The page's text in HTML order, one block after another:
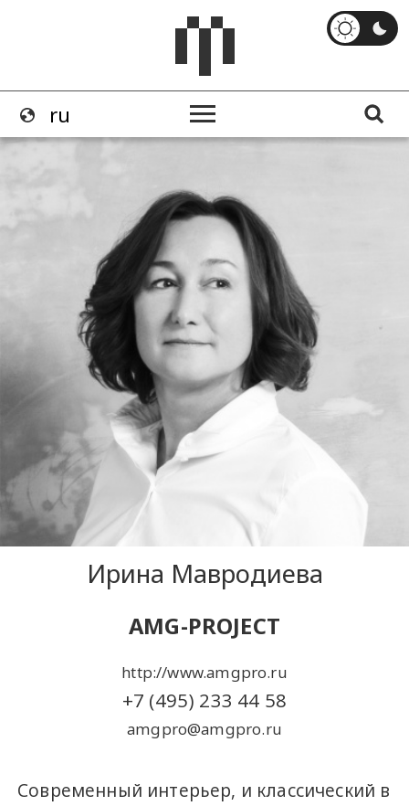
Ирина Мавродиева
AMG-PROJECT
http://www.amgpro.ru
+7 (495) 233 44 58
amgpro@amgpro.ru
Современный интерьер, и классический в